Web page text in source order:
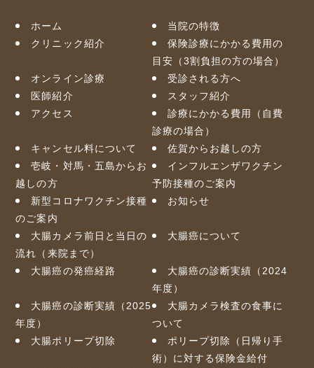
ホーム
当院の特徴
クリニック紹介
保険診療にかかる費用の
目安（3割負担の方の場合）
オンライン診療
受診される方へ
医師紹介
スタッフ紹介
アクセス
診療にかかる費用（自費
診療の場合）
キャンセル料について
佐賀からお越しの方
壱岐・対馬・五島からお
越しの方
インフルエンザワクチン
予防接種のご案内
新型コロナワクチン接種
のご案内
お知らせ
大腸カメラ前日と当日の
流れ（来院まで）
大腸癌について
大腸癌の発癌経路
大腸癌の診断実績（2024
年度）
大腸癌の診断実績（2025
年度）
大腸カメラ検査の食事に
ついて
大腸ポリープ切除
ポリープ切除（日帰り手
術）に対する保険金給付